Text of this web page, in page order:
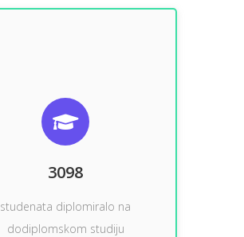
3098
studenata diplomiralo na
dodiplomskom studiju
3098
dodiplomskom studiju